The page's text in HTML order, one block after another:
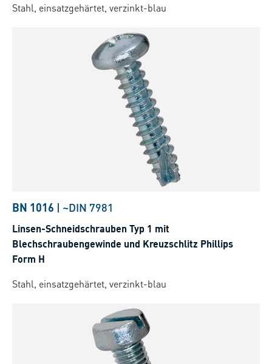
Stahl, einsatzgehärtet, verzinkt-blau
BN 1016 | ~DIN 7981
Linsen-Schneidschrauben Typ 1 mit
Blechschraubengewinde und Kreuzschlitz Phillips
Form H
Stahl, einsatzgehärtet, verzinkt-blau